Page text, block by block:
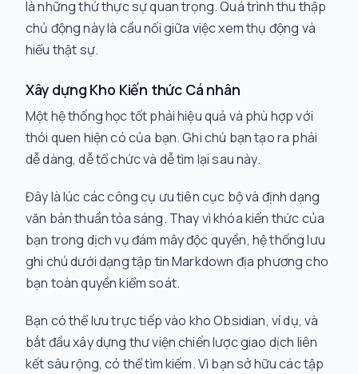
là những thứ thực sự quan trọng. Quá trình thu thập
chủ động này là cầu nối giữa việc xem thụ động và
hiểu thật sự.
Xây dựng Kho Kiến thức Cá nhân
Một hệ thống học tốt phải hiệu quả và phù hợp với
thói quen hiện có của bạn. Ghi chú bạn tạo ra phải
dễ dàng, dễ tổ chức và dễ tìm lại sau này.
Đây là lúc các công cụ ưu tiên cục bộ và định dạng
văn bản thuần tỏa sáng. Thay vì khóa kiến thức của
bạn trong dịch vụ đám mây độc quyền, hệ thống lưu
ghi chú dưới dạng tập tin Markdown địa phương cho
bạn toàn quyền kiểm soát.
Bạn có thể lưu trực tiếp vào kho Obsidian, ví dụ, và
bắt đầu xây dựng thư viện chiến lược giao dịch liên
kết sâu rộng, có thể tìm kiếm. Vì bạn sở hữu các tập